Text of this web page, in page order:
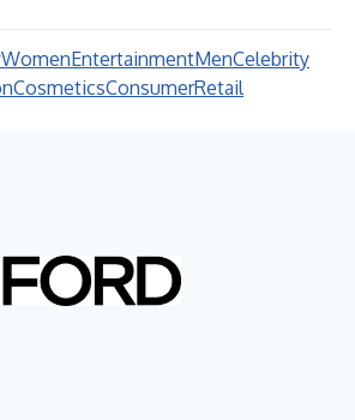
WomenEntertainmentMenCelebrity
CosmeticsConsumerRetail